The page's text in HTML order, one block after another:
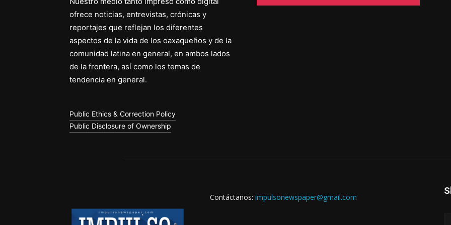
ofrece noticias, entrevistas, crónicas y
reportajes que reflejan los diferentes
aspectos de la vida de los oaxaqueños y de la
comunidad latina en general, en ambos lados
de la frontera, así como los temas de
tendencia en general.
Public Ethics & Correction Policy
Public Disclosure of Ownership
Contáctanos: impulsonewspaper@gmail.com